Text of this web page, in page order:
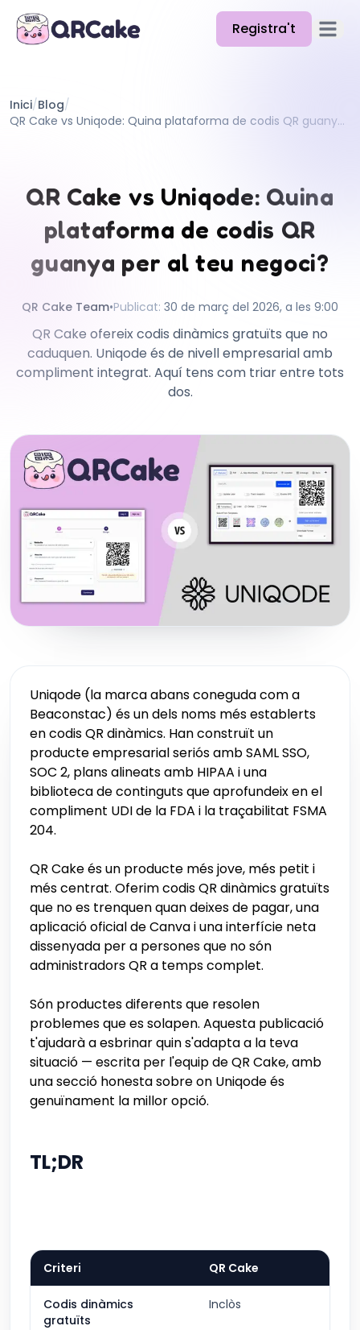
Registra't Obre
Preus
Docs
Ajuda
API
Inici/Blog/
QR Cake vs Uniqode: Quina plataforma de codis QR guanya per al teu negoci?
QR Cake vs Uniqode: Quina
plataforma de codis QR
guanya per al teu negoci?
QR Cake Team•Publicat: 30 de març del 2026, a les 9:00
QR Cake ofereix codis dinàmics gratuïts que no
caduquen. Uniqode és de nivell empresarial amb
compliment integrat. Aquí tens com triar entre tots
dos.
Uniqode (la marca abans coneguda com a
Beaconstac) és un dels noms més establerts
en codis QR dinàmics. Han construït un
producte empresarial seriós amb SAML SSO,
SOC 2, plans alineats amb HIPAA i una
biblioteca de continguts que aprofundeix en el
compliment UDI de la FDA i la traçabilitat FSMA
204.
QR Cake és un producte més jove, més petit i
més centrat. Oferim codis QR dinàmics gratuïts
que no es trenquen quan deixes de pagar, una
aplicació oficial de Canva i una interfície neta
dissenyada per a persones que no són
administradors QR a temps complet.
Són productes diferents que resolen
problemes que es solapen. Aquesta publicació
t'ajudarà a esbrinar quin s'adapta a la teva
situació — escrita per l'equip de QR Cake, amb
una secció honesta sobre on Uniqode és
genuïnament la millor opció.
TL;DR
Criteri QR Cake
Codis dinàmics
gratuïts
Inclòs